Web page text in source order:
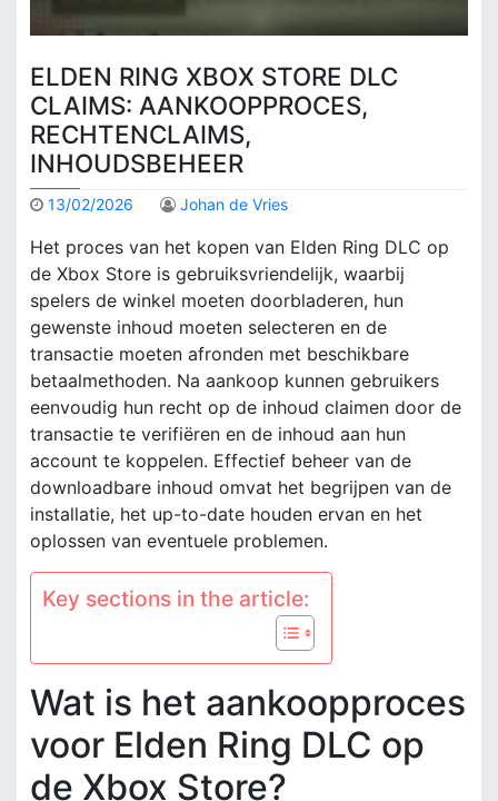
ELDEN RING XBOX STORE DLC
CLAIMS: AANKOOPPROCES,
RECHTENCLAIMS,
INHOUDSBEHEER
13/02/2026 Johan de Vries
Het proces van het kopen van Elden Ring DLC op
de Xbox Store is gebruiksvriendelijk, waarbij
spelers de winkel moeten doorbladeren, hun
gewenste inhoud moeten selecteren en de
transactie moeten afronden met beschikbare
betaalmethoden. Na aankoop kunnen gebruikers
eenvoudig hun recht op de inhoud claimen door de
transactie te verifiëren en de inhoud aan hun
account te koppelen. Effectief beheer van de
downloadbare inhoud omvat het begrijpen van de
installatie, het up-to-date houden ervan en het
oplossen van eventuele problemen.
Key sections in the article:
Wat is het aankoopproces
voor Elden Ring DLC op
de Xbox Store?